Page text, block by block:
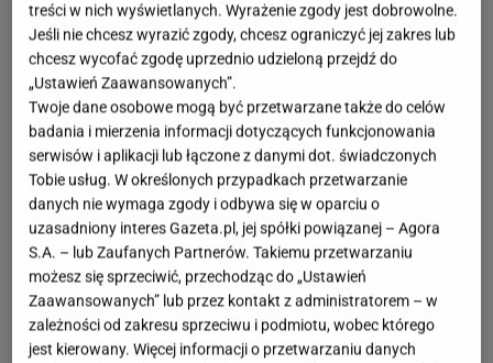
treści w nich wyświetlanych. Wyrażenie zgody jest dobrowolne.
Jeśli nie chcesz wyrazić zgody, chcesz ograniczyć jej zakres lub
chcesz wycofać zgodę uprzednio udzieloną przejdź do
„Ustawień Zaawansowanych”.
Twoje dane osobowe mogą być przetwarzane także do celów
badania i mierzenia informacji dotyczących funkcjonowania
serwisów i aplikacji lub łączone z danymi dot. świadczonych
Tobie usług. W określonych przypadkach przetwarzanie
danych nie wymaga zgody i odbywa się w oparciu o
uzasadniony interes Gazeta.pl, jej spółki powiązanej – Agora
S.A. – lub Zaufanych Partnerów. Takiemu przetwarzaniu
możesz się sprzeciwić, przechodząc do „Ustawień
Zaawansowanych” lub przez kontakt z administratorem – w
zależności od zakresu sprzeciwu i podmiotu, wobec którego
jest kierowany. Więcej informacji o przetwarzaniu danych